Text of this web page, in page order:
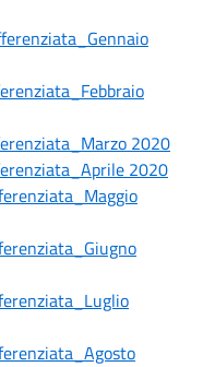
2020
2020